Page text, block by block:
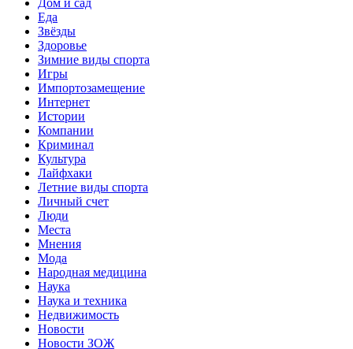
Еда
Звёзды
Здоровье
Зимние виды спорта
Игры
Импортозамещение
Интернет
Истории
Компании
Криминал
Культура
Лайфхаки
Летние виды спорта
Личный счет
Люди
Места
Мнения
Мода
Народная медицина
Наука
Наука и техника
Недвижимость
Новости
Новости ЗОЖ